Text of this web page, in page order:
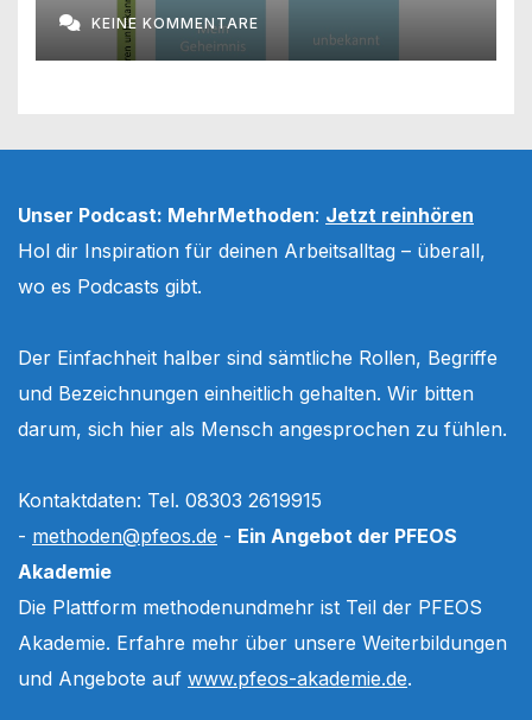
KEINE KOMMENTARE
Unser Podcast: MehrMethoden: Jetzt reinhören
Hol dir Inspiration für deinen Arbeitsalltag – überall,
wo es Podcasts gibt.
Der Einfachheit halber sind sämtliche Rollen, Begriffe
und Bezeichnungen einheitlich gehalten. Wir bitten
darum, sich hier als Mensch angesprochen zu fühlen.
Kontaktdaten: Tel. 08303 2619915
- methoden@pfeos.de - Ein Angebot der PFEOS
Akademie
Die Plattform methodenundmehr ist Teil der PFEOS
Akademie. Erfahre mehr über unsere Weiterbildungen
und Angebote auf www.pfeos-akademie.de.